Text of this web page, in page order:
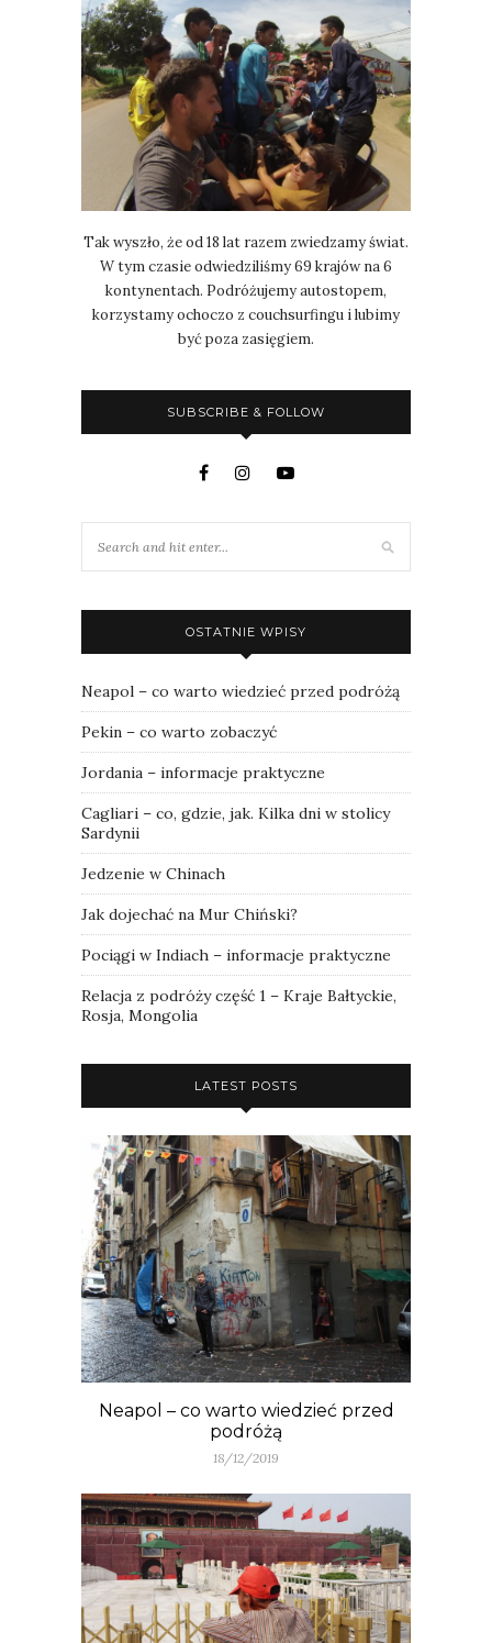
Tak wyszło, że od 18 lat razem zwiedzamy świat.
W tym czasie odwiedziliśmy 69 krajów na 6
kontynentach. Podróżujemy autostopem,
korzystamy ochoczo z couchsurfingu i lubimy
być poza zasięgiem.
SUBSCRIBE & FOLLOW
OSTATNIE WPISY
Neapol – co warto wiedzieć przed podróżą
Pekin – co warto zobaczyć
Jordania – informacje praktyczne
Cagliari – co, gdzie, jak. Kilka dni w stolicy
Sardynii
Jedzenie w Chinach
Jak dojechać na Mur Chiński?
Pociągi w Indiach – informacje praktyczne
Relacja z podróży część 1 – Kraje Bałtyckie,
Rosja, Mongolia
LATEST POSTS
Neapol – co warto wiedzieć przed
podróżą
18/12/2019